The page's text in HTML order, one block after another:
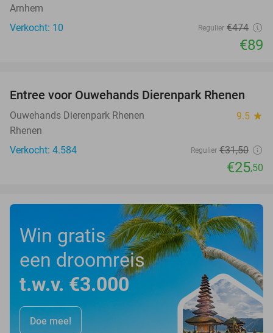
Arnhem
Verkocht: 10
Regulier €474
€89
19%
Entree voor Ouwehands Dierenpark Rhenen
Ouwehands Dierenpark Rhenen 9.5 star
Rhenen
Verkocht: 4.584
Regulier €31,50
€25,50
Win gratis
een droomreis
t.w.v. €3.000
Doe mee!